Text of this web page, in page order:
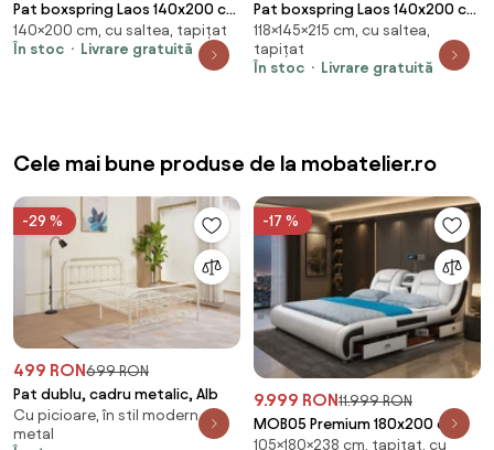
Pat boxspring Laos 140x200 cm
Soft 33
140×200 cm, cu saltea, tapițat
În stoc
Livrare gratuită
Pat boxspring Laos 140x200 cm
Sawana 21
118×145×215 cm, cu saltea,
tapițat
În stoc
Livrare gratuită
Cele mai bune produse de la mobatelier.ro
-29 %
499 RON699 RON
Pat dublu, cadru metalic, Alb
Cu picioare, în stil modern, din
metal
-17 %
9.999 RON11.999 RON
MOB05 Premium 180x200 cm
Light Grey Left Drawer – Pat
105×180×238 cm, tapițat, cu